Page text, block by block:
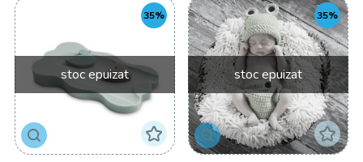
stoc epuizat
35%
stoc epuizat
35%